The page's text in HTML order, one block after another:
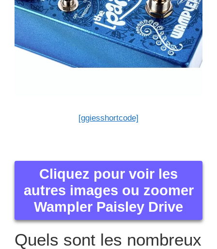
[ggiesshortcode]
Cliquez pour voir les
autres images ou zoomer
Wampler Paisley Drive
Quels sont les nombreux